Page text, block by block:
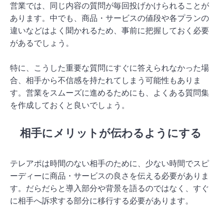
営業では、同じ内容の質問が毎回投げかけられることが
あります。中でも、商品・サービスの値段や各プランの
違いなどはよく聞かれるため、事前に把握しておく必要
があるでしょう。
特に、こうした重要な質問にすぐに答えられなかった場
合、相手から不信感を持たれてしまう可能性もありま
す。営業をスムーズに進めるためにも、よくある質問集
を作成しておくと良いでしょう。
相手にメリットが伝わるようにする
テレアポは時間のない相手のために、少ない時間でスピ
ーディーに商品・サービスの良さを伝える必要がありま
す。だらだらと導入部分や背景を語るのではなく、すぐ
に相手へ訴求する部分に移行する必要があります。